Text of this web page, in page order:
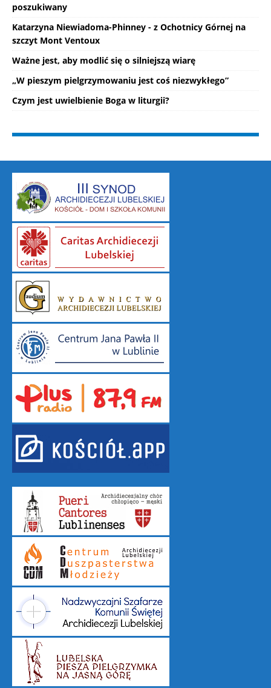
poszukiwany
Katarzyna Niewiadoma-Phinney - z Ochotnicy Górnej na
szczyt Mont Ventoux
Ważne jest, aby modlić się o silniejszą wiarę
„W pieszym pielgrzymowaniu jest coś niezwykłego”
Czym jest uwielbienie Boga w liturgii?